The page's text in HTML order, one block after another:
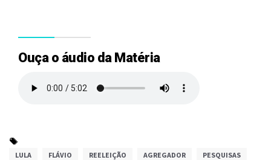
Ouça o áudio da Matéria
LULA FLÁVIO REELEIÇÃO AGREGADOR PESQUISAS